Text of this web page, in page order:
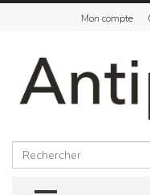
Mon compte
Rechercher